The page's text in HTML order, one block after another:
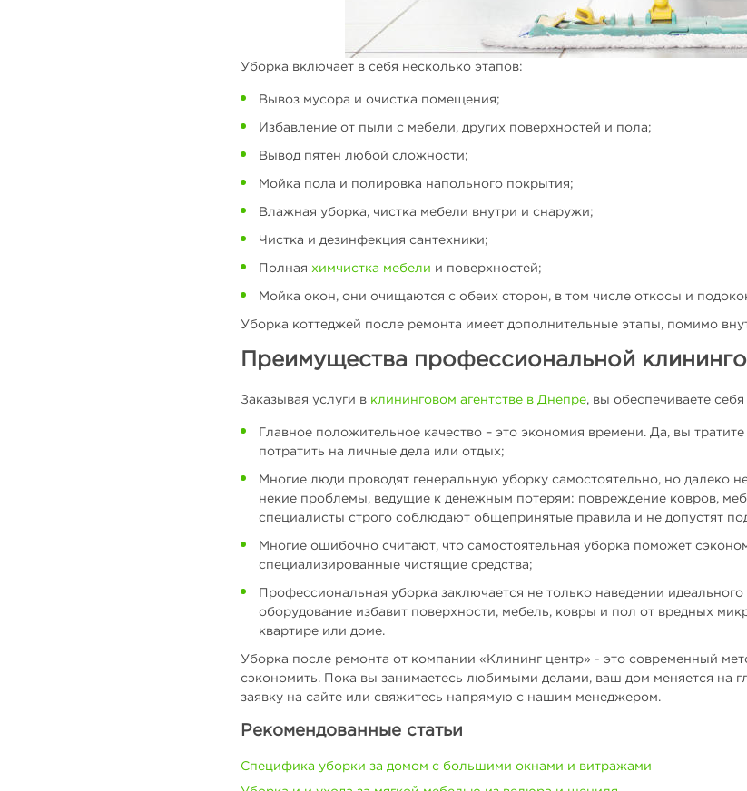
Уборка включает в себя несколько этапов:
Вывоз мусора и очистка помещения;
Избавление от пыли с мебели, других поверхностей и пола;
Вывод пятен любой сложности;
Мойка пола и полировка напольного покрытия;
Влажная уборка, чистка мебели внутри и снаружи;
Чистка и дезинфекция сантехники;
Полная химчистка мебели и поверхностей;
Мойка окон, они очищаются с обеих сторон, в том числе откосы и
Уборка коттеджей после ремонта имеет дополнительные этапы, помимо
Преимущества профессиональной
Заказывая услуги в клининговом агентстве в Днепре, вы обеспечиваете
Главное положительное качество – это экономия времени. Да, вы
потратить на личные дела или отдых;
Многие люди проводят генеральную уборку самостоятельно, но далеко
некие проблемы, ведущие к денежным потерям: повреждение ковров,
специалисты строго соблюдают общепринятые правила и не допустят
Многие ошибочно считают, что самостоятельная уборка поможет
специализированные чистящие средства;
Профессиональная уборка заключается не только наведении
оборудование избавит поверхности, мебель, ковры и пол от вредных
квартире или доме.
Уборка после ремонта от компании «Клининг центр» - это современный
сэкономить. Пока вы занимаетесь любимыми делами, ваш дом меняется на
заявку на сайте или свяжитесь напрямую с нашим менеджером.
Рекомендованные статьи
Специфика уборки за домом с большими окнами и витражами